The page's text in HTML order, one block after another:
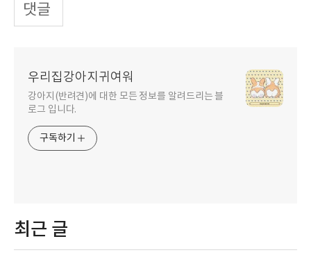
댓글
우리집강아지귀여워
강아지(반려견)에 대한 모든 정보를 알려드리는 블
로그 입니다.
구독하기
최근 글